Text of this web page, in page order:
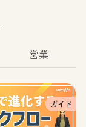
営業
ガイド